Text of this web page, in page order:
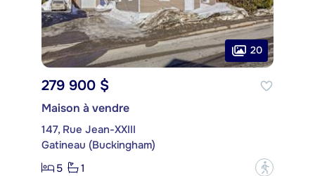
20
279 900 $
Maison à vendre
147, Rue Jean-XXIII
Gatineau (Buckingham)
5
1 ?